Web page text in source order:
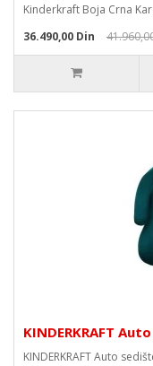
Kinderkraft Boja Crna
36.490,00 Din
KINDERKRAFT
KINDERKRAFT Auto